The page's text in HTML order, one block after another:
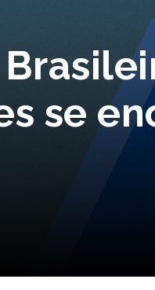
se